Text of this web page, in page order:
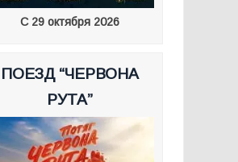
С 29 октября 2026
ПОЕЗД “ЧЕРВОНА
РУТА”